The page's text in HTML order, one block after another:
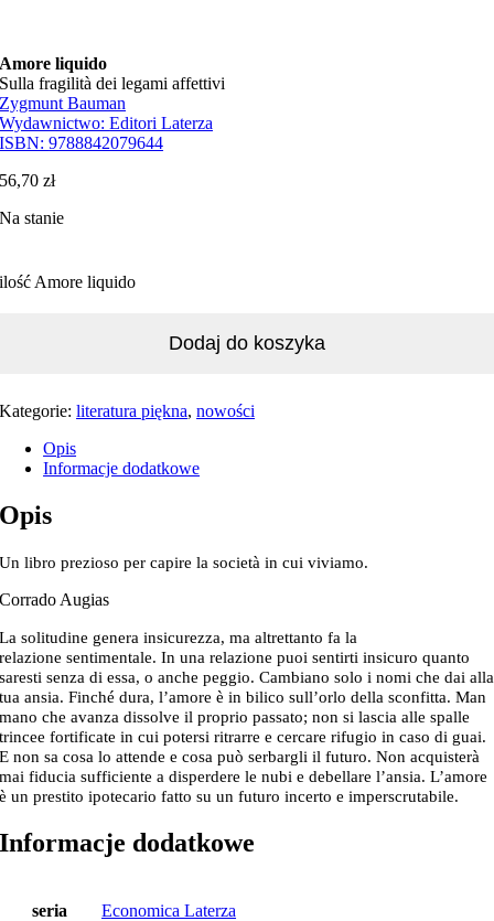
Amore liquido
Sulla fragilità dei legami affettivi
Zygmunt Bauman
Wydawnictwo:Editori Laterza
ISBN:9788842079644
56,70zł
Na stanie
ilość Amore liquido
Dodaj do koszyka
Kategorie:literatura piękna,nowości
Opis
Informacje dodatkowe
Opis
Un libro prezioso per capire la società in cui viviamo.
Corrado Augias
La solitudine genera insicurezza, ma altrettanto fa la
relazionesentimentale. In una relazionepuoi sentirti insicuroquanto
saresti senza di essa, o anche peggio. Cambiano solo i nomiche dai alla
tua ansia. Finché dura, l’amoreè in bilico sull’orlo della sconfitta. Man
manoche avanza dissolve il proprio passato; non si lascia alle spalle
trincee fortificate in cui potersi ritrarre e cercare rifugio in caso di guai.
E non sa cosa lo attende e cosa può serbargli il futuro. Non acquisterà
mai fiducia sufficiente a disperdere le nubi e debellare l’ansia. L’amore
è un prestito ipotecario fatto su un futuro incerto e imperscrutabile.
Informacje dodatkowe
seria Economica Laterza